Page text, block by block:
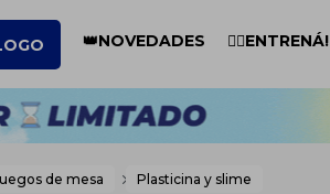
👑NOVEDADES 🏋️‍♂️ENTRENÁ!
de mesa Plasticina y slime